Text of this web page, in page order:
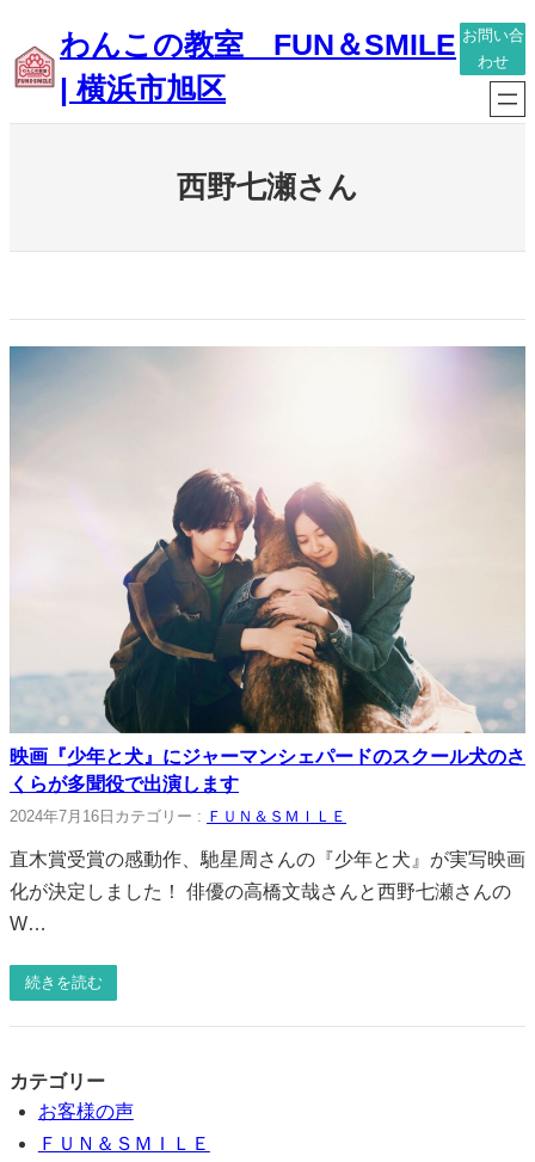
容
を
ス
わんこの教室 FUN＆SMILE
| 横浜市旭区
お問い合
わせ
西野七瀬さん
映画『少年と犬』にジャーマンシェパードのスクール犬のさ
くらが多聞役で出演します
2024年7月16日 カテゴリー : ＦＵＮ＆ＳＭＩＬＥ
直木賞受賞の感動作、馳星周さんの『少年と犬』が実写映画
化が決定しました！ 俳優の高橋文哉さんと西野七瀬さんの
W…
続きを読む
カテゴリー
お客様の声
ＦＵＮ＆ＳＭＩＬＥ